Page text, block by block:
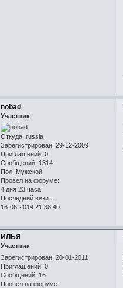
nobad
Участник
Откуда: russia
Зарегистрирован: 29-12-2009
Приглашений: 0
Сообщений: 1314
Пол: Мужской
Провел на форуме:
4 дня 23 часа
Последний визит:
16-06-2014 21:38:40
ИЛЬЯ
Участник
Зарегистрирован: 20-01-2011
Приглашений: 0
Сообщений: 16
Провел на форуме: